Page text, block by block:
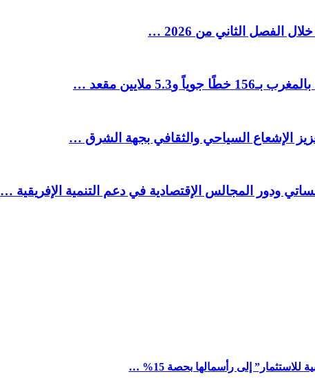
ملايين مقعد …
الإشعاع السياحي والثقافي بجهة الشرق …
ودور المجالس الإقتصادية في دعم التنمية الإفريقية …
إلى رأسمالها بحصة 15% …